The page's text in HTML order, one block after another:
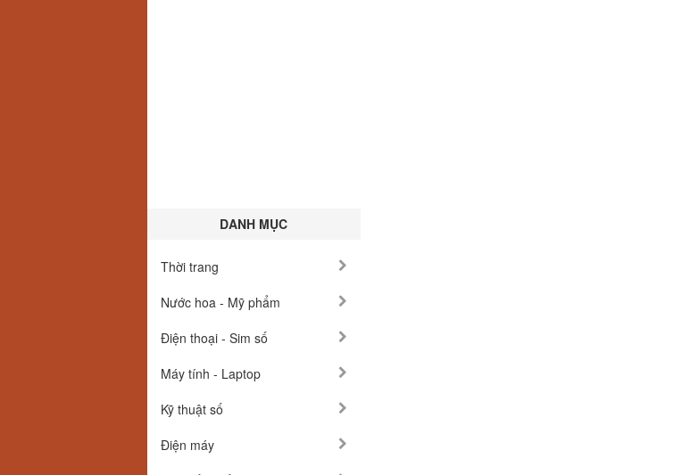
DANH MỤC
Thời trang
Nước hoa - Mỹ phẩm
Điện thoại - Sim số
Máy tính - Laptop
Kỹ thuật số
Điện máy